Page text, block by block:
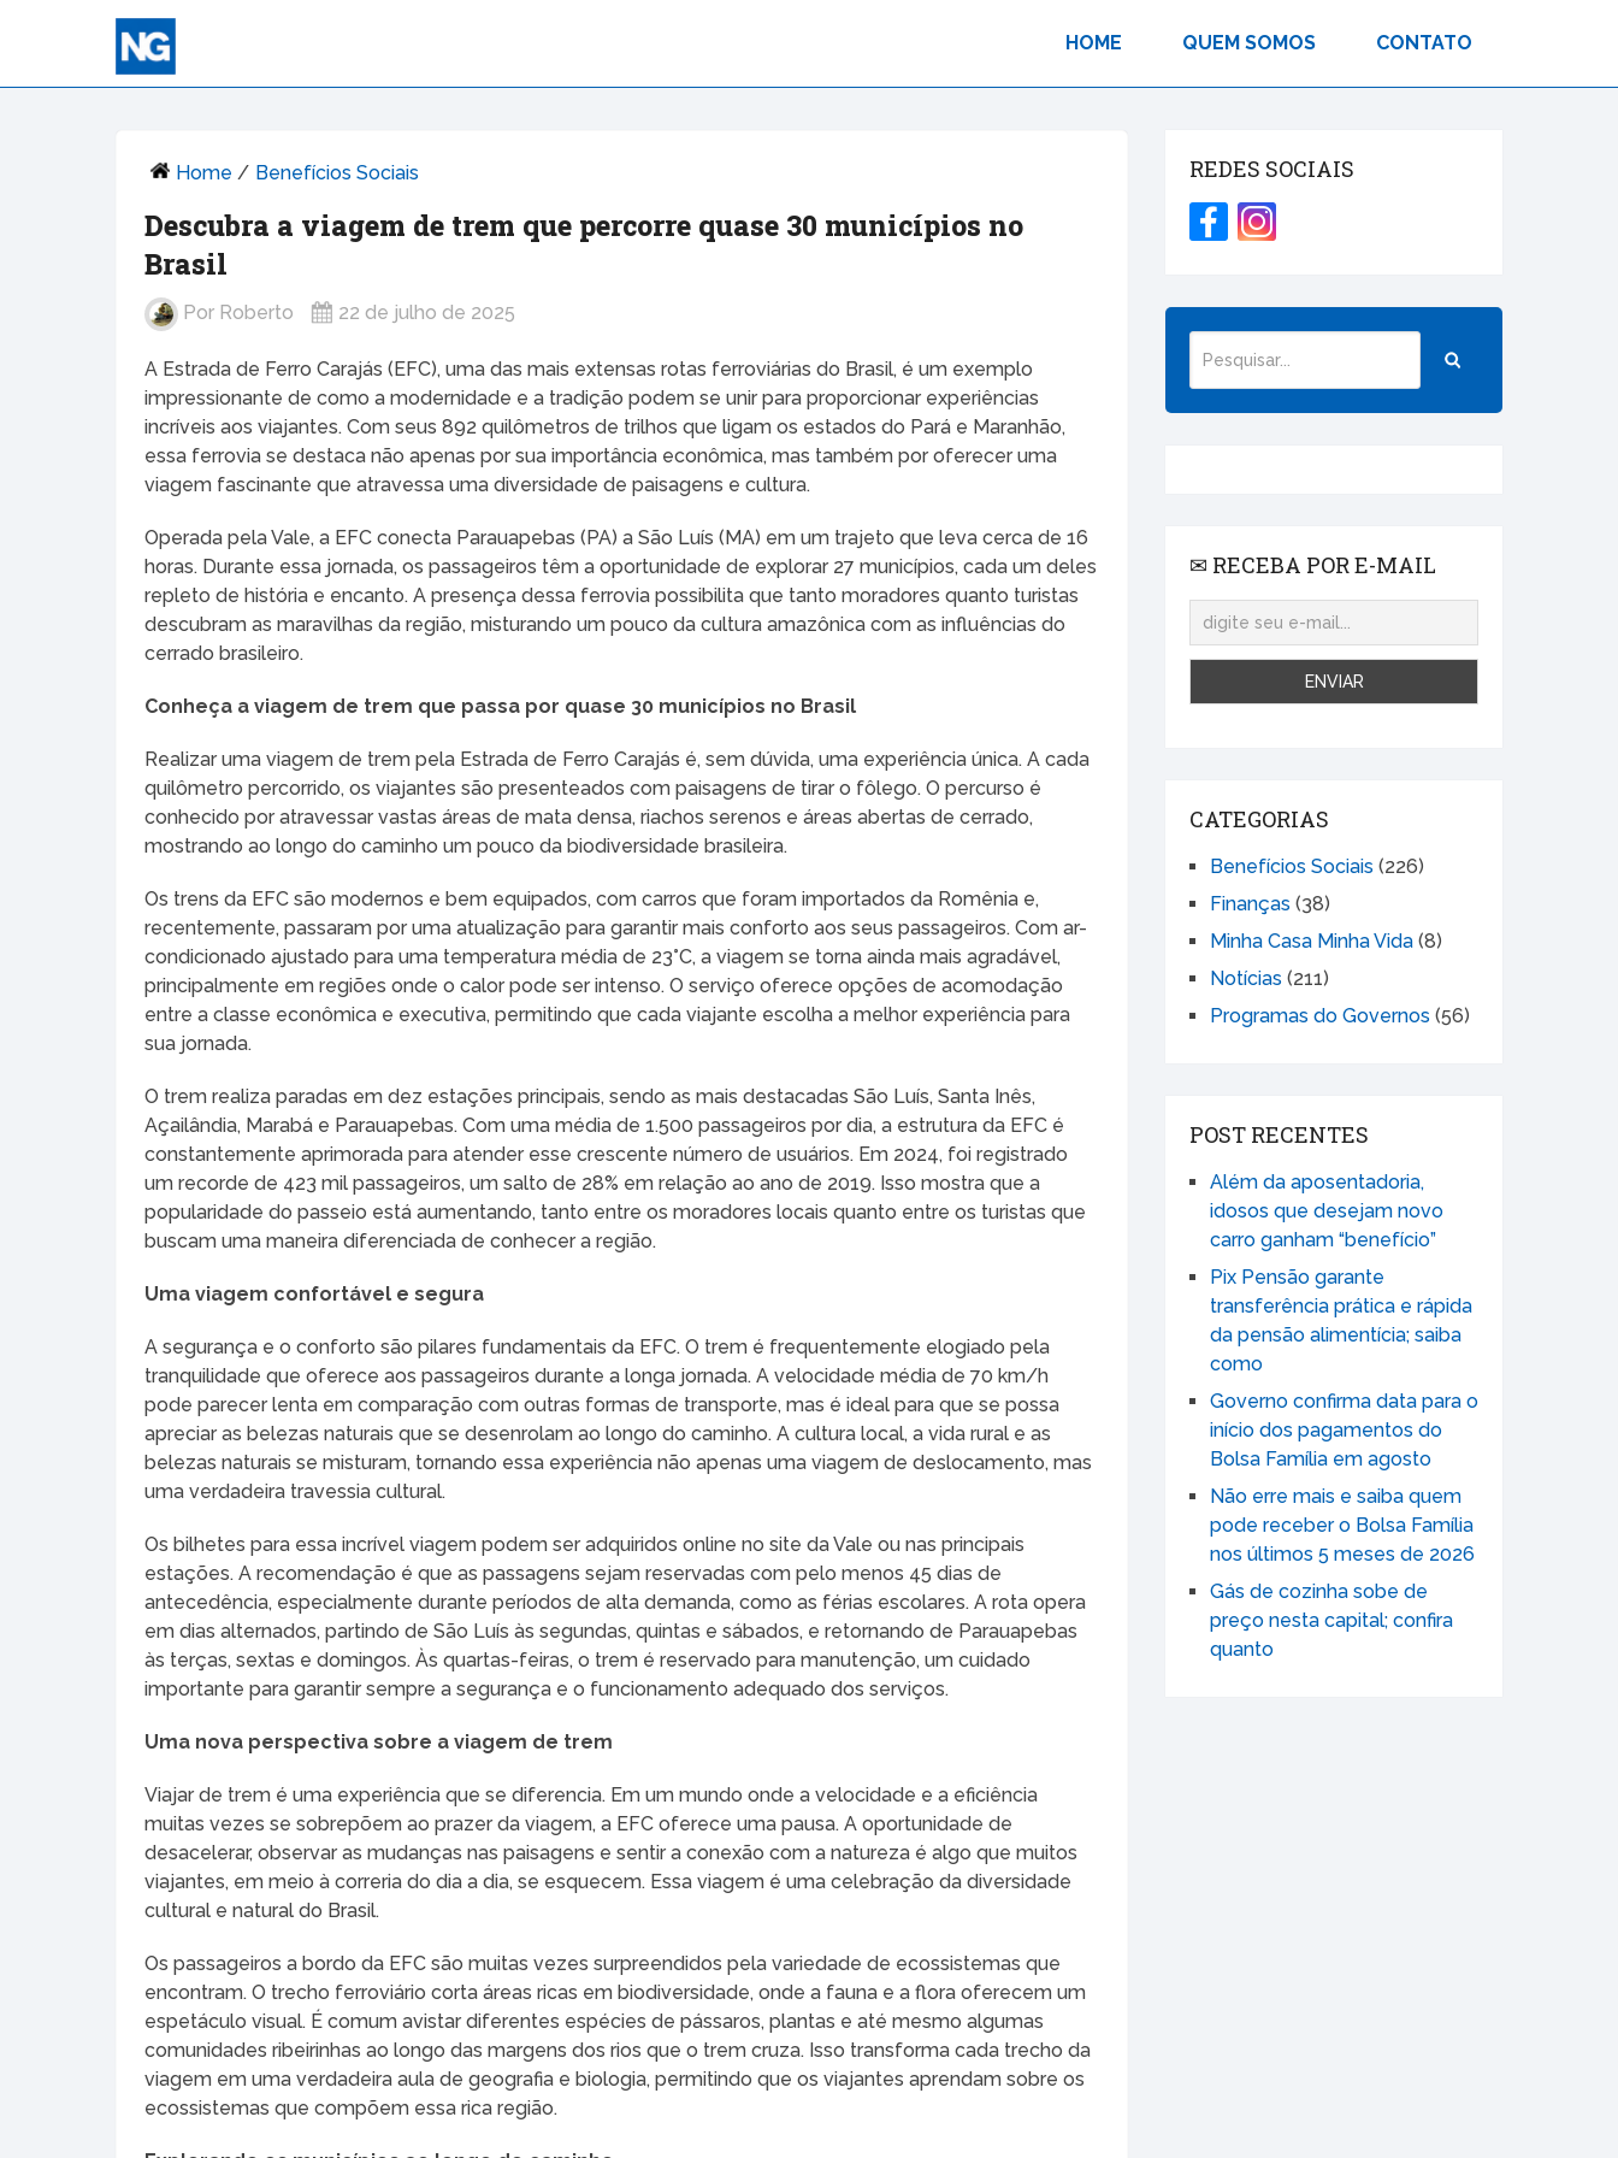
HOME QUEM SOMOS CONTATO
Home / Benefícios Sociais
Descubra a viagem de trem que percorre quase 30 municípios no
Brasil
Por Roberto 22 de julho de 2025
A Estrada de Ferro Carajás (EFC), uma das mais extensas rotas ferroviárias do Brasil, é um exemplo
impressionante de como a modernidade e a tradição podem se unir para proporcionar experiências
incríveis aos viajantes. Com seus 892 quilômetros de trilhos que ligam os estados do Pará e Maranhão,
essa ferrovia se destaca não apenas por sua importância econômica, mas também por oferecer uma
viagem fascinante que atravessa uma diversidade de paisagens e cultura.
Operada pela Vale, a EFC conecta Parauapebas (PA) a São Luís (MA) em um trajeto que leva cerca de 16
horas. Durante essa jornada, os passageiros têm a oportunidade de explorar 27 municípios, cada um deles
repleto de história e encanto. A presença dessa ferrovia possibilita que tanto moradores quanto turistas
descubram as maravilhas da região, misturando um pouco da cultura amazônica com as influências do
cerrado brasileiro.
Conheça a viagem de trem que passa por quase 30 municípios no Brasil
Realizar uma viagem de trem pela Estrada de Ferro Carajás é, sem dúvida, uma experiência única. A cada
quilômetro percorrido, os viajantes são presenteados com paisagens de tirar o fôlego. O percurso é
conhecido por atravessar vastas áreas de mata densa, riachos serenos e áreas abertas de cerrado,
mostrando ao longo do caminho um pouco da biodiversidade brasileira.
Os trens da EFC são modernos e bem equipados, com carros que foram importados da Romênia e,
recentemente, passaram por uma atualização para garantir mais conforto aos seus passageiros. Com ar-
condicionado ajustado para uma temperatura média de 23°C, a viagem se torna ainda mais agradável,
principalmente em regiões onde o calor pode ser intenso. O serviço oferece opções de acomodação
entre a classe econômica e executiva, permitindo que cada viajante escolha a melhor experiência para
sua jornada.
O trem realiza paradas em dez estações principais, sendo as mais destacadas São Luís, Santa Inês,
Açailândia, Marabá e Parauapebas. Com uma média de 1.500 passageiros por dia, a estrutura da EFC é
constantemente aprimorada para atender esse crescente número de usuários. Em 2024, foi registrado
um recorde de 423 mil passageiros, um salto de 28% em relação ao ano de 2019. Isso mostra que a
popularidade do passeio está aumentando, tanto entre os moradores locais quanto entre os turistas que
buscam uma maneira diferenciada de conhecer a região.
Uma viagem confortável e segura
A segurança e o conforto são pilares fundamentais da EFC. O trem é frequentemente elogiado pela
tranquilidade que oferece aos passageiros durante a longa jornada. A velocidade média de 70 km/h
pode parecer lenta em comparação com outras formas de transporte, mas é ideal para que se possa
apreciar as belezas naturais que se desenrolam ao longo do caminho. A cultura local, a vida rural e as
belezas naturais se misturam, tornando essa experiência não apenas uma viagem de deslocamento, mas
uma verdadeira travessia cultural.
Os bilhetes para essa incrível viagem podem ser adquiridos online no site da Vale ou nas principais
estações. A recomendação é que as passagens sejam reservadas com pelo menos 45 dias de
antecedência, especialmente durante períodos de alta demanda, como as férias escolares. A rota opera
em dias alternados, partindo de São Luís às segundas, quintas e sábados, e retornando de Parauapebas
às terças, sextas e domingos. Às quartas-feiras, o trem é reservado para manutenção, um cuidado
importante para garantir sempre a segurança e o funcionamento adequado dos serviços.
Uma nova perspectiva sobre a viagem de trem
Viajar de trem é uma experiência que se diferencia. Em um mundo onde a velocidade e a eficiência
muitas vezes se sobrepõem ao prazer da viagem, a EFC oferece uma pausa. A oportunidade de
desacelerar, observar as mudanças nas paisagens e sentir a conexão com a natureza é algo que muitos
viajantes, em meio à correria do dia a dia, se esquecem. Essa viagem é uma celebração da diversidade
cultural e natural do Brasil.
Os passageiros a bordo da EFC são muitas vezes surpreendidos pela variedade de ecossistemas que
encontram. O trecho ferroviário corta áreas ricas em biodiversidade, onde a fauna e a flora oferecem um
espetáculo visual. É comum avistar diferentes espécies de pássaros, plantas e até mesmo algumas
comunidades ribeirinhas ao longo das margens dos rios que o trem cruza. Isso transforma cada trecho da
viagem em uma verdadeira aula de geografia e biologia, permitindo que os viajantes aprendam sobre os
ecossistemas que compõem essa rica região.
REDES SOCIAIS
✉ RECEBA POR E-MAIL
CATEGORIAS
Benefícios Sociais (226)
Finanças (38)
Minha Casa Minha Vida (8)
Notícias (211)
Programas do Governos (56)
POST RECENTES
Além da aposentadoria,
idosos que desejam novo
carro ganham “benefício”
Pix Pensão garante
transferência prática e rápida
da pensão alimentícia; saiba
como
Governo confirma data para o
início dos pagamentos do
Bolsa Família em agosto
Não erre mais e saiba quem
pode receber o Bolsa Família
nos últimos 5 meses de 2026
Gás de cozinha sobe de
preço nesta capital; confira
quanto